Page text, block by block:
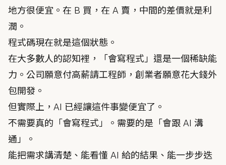
地方很便宜。在 B 買，在 A 賣，中間的差價就是利
潤。
程式碼現在就是這個狀態。
在大多數人的認知裡，「會寫程式」還是一個稀缺能
力。公司願意付高薪請工程師，創業者願意花大錢外
包開發。
但實際上，AI 已經讓這件事變便宜了。
不需要真的「會寫程式」。需要的是「會跟 AI 溝
通」。
能把需求講清楚、能看懂 AI 給的結果、能一步步迭